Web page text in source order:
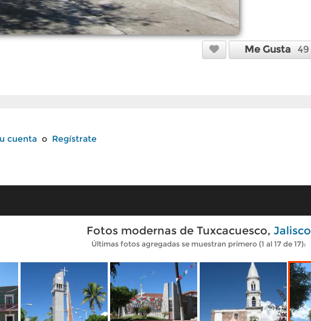
Me Gusta 49
cuenta o Regístrate
Fotos modernas de Tuxcacuesco, Jalisco
Últimas fotos agregadas se muestran primero (1 al 17 de 17):